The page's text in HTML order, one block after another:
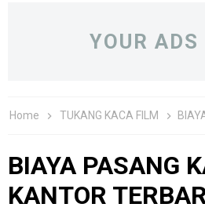
YOUR ADS
Home TUKANG KACA FILM BIAYA
BIAYA PASANG
KANTOR